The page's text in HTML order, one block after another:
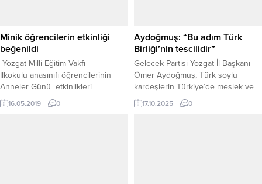
Minik öğrencilerin etkinliği
beğenildi
Yozgat Milli Eğitim Vakfı
İlkokulu anasınıfı öğrencilerinin
Anneler Günü etkinlikleri
kapsamında düzenledikleri
program, büyük beğeni topladı.
16.05.2019 0
Aydoğmuş: “Bu adım Türk
Birliği’nin tescilidir”
Gelecek Partisi Yozgat İl Başkanı
Ömer Aydoğmuş, Türk soylu
kardeşlerin Türkiye’de meslek ve
sanatlarını serbestçe icra
edebilmesine imkân tanıyan kararı
17.10.2025 0